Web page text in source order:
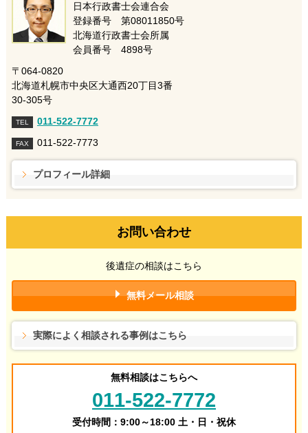
日本行政書士会連合会
登録番号 第08011850号
北海道行政書士会所属
会員番号 4898号
〒064-0820
北海道札幌市中央区大通西20丁目3番
30-305号
TEL 011-522-7772
FAX 011-522-7773
プロフィール詳細
お問い合わせ
後遺症の相談はこちら
無料メール相談
実際によく相談される事例はこちら
無料相談はこちらへ
011-522-7772
受付時間：9:00～18:00 土・日・祝休